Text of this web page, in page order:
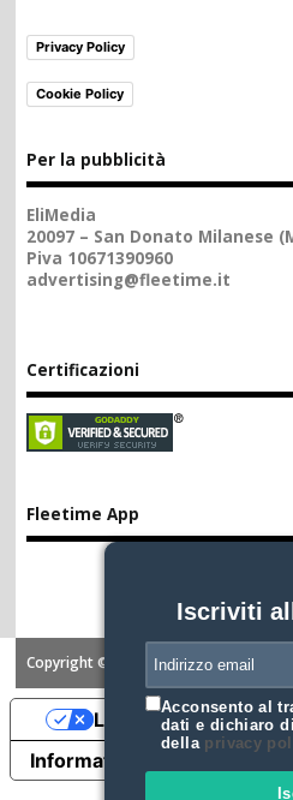
Iscriviti
Acconsento al
dati e dichiaro
della privacy
Privacy Policy
Cookie Policy
Per la pubblicità
EliMedia
20097 – San Donato Milanese
Piva 10671390960
advertising@fleetime.it
Certificazioni
Fleetime App
Copyright ©2026. FLEETIME
Informativa sulla raccolta
Le tue preferenze